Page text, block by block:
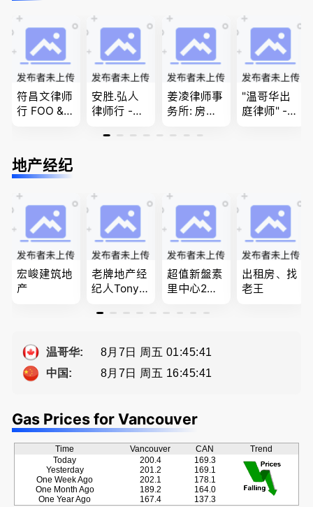
团聚，投资
移民以及各
类省提名和
技术移民
移民签证
、翻译和海
牙认证
民和魁北克
PEQ60472
08731
符昌文律师
行 FOO & C
婚/财产分
配, 子女抚
安胜.弘人
律师行 -
最大的华人
律师、多语
种服务、高
效优质、助
您安心乐
业、胜劵稳
操)
姜凌律师事
务所: 房产
件。婚姻
"温哥华出
庭律师" -
纠纷，审判
地产经纪
宏峻建筑地
产
老牌地产经
纪人Tony L
经验买卖
佣
超值新盤素
里中心2房1
級公寓，So
-689-5519
出租房、找
老王
温哥华:
8月7日 周五 01:45:42
中国:
8月7日 周五 16:45:42
Gas Prices for Vancouver
Time Vancouver CAN
Trend
Today
Yesterday
One Week Ago
One Month Ago
One Year Ago
200.4
201.2
202.1
189.2
167.4
169.3
169.1
178.1
164.0
137.3